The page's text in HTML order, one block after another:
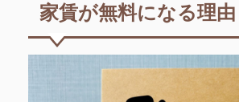
家賃が無料になる理由